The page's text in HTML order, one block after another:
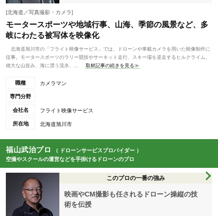
[北海道／写真撮影・カメラ]
モータースポーツや地域行事、山海、季節の風景など、多
岐にわたる被写体を映像化
北海道旭川市の「フライト映像サービス」では、ドローンや車載カメラを用いた映像制作に
従事。モータースポーツのラリー競技やサーキット走行、スキー場を逆走するヒルクライム、
雄大な山並み、海に漂う流氷、...
取材記事の続きを見る≫
職種 カメラマン
専門分野
会社名 フライト映像サービス
所在地 北海道旭川市
福山武治プロ
（ ドローンサービスプロバイダー ）
空撮やスクールの運営などを手掛けるドローンのプロ
このプロの一番の強み
映画やCM撮影も任されるドローン操縦の技
術を伝授